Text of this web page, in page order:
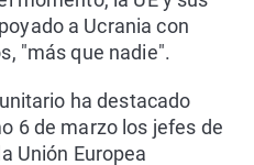
a Ucrania con
"más que nadie".
ha destacado
6 de marzo los jefes de
Unión Europea